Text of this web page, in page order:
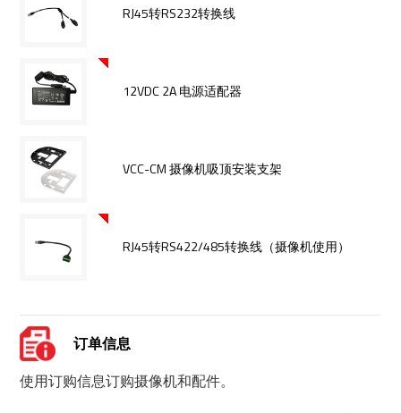
RJ45转RS232转换线
12VDC 2A 电源适配器
VCC-CM 摄像机吸顶安装支架
RJ45转RS422/485转换线（摄像机使用）
订单信息
使用订购信息订购摄像机和配件。